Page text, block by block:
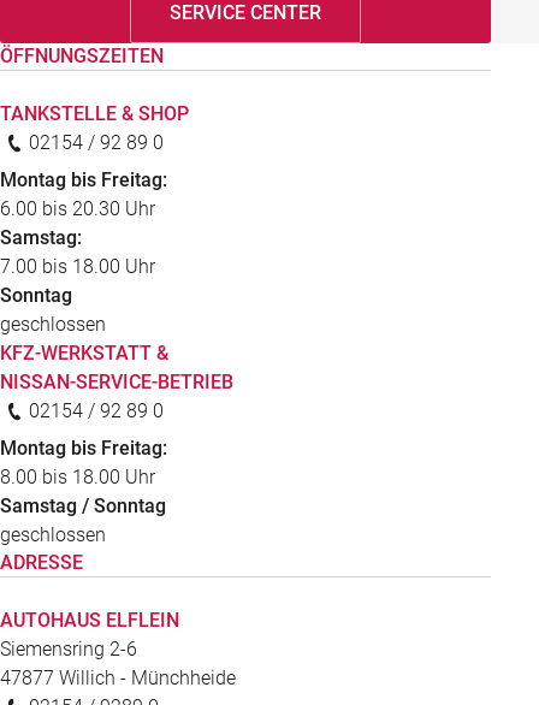
SERVICE CENTER
ÖFFNUNGSZEITEN
TANKSTELLE & SHOP
02154 / 92 89 0
Montag bis Freitag:
6.00 bis 20.30 Uhr
Samstag:
7.00 bis 18.00 Uhr
Sonntag
geschlossen
KFZ-WERKSTATT &
NISSAN-SERVICE-BETRIEB
02154 / 92 89 0
Montag bis Freitag:
8.00 bis 18.00 Uhr
Samstag / Sonntag
geschlossen
ADRESSE
AUTOHAUS ELFLEIN
Siemensring 2-6
47877 Willich - Münchheide